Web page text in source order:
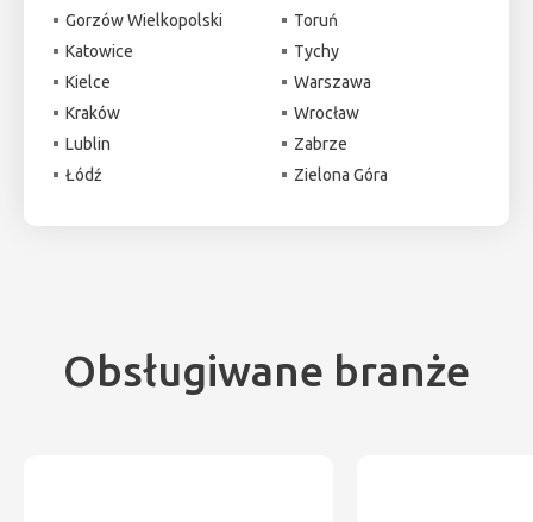
Gorzów Wielkopolski
Katowice
Kielce
Kraków
Lublin
Łódź
Toruń
Tychy
Warszawa
Wrocław
Zabrze
Zielona Góra
Obsługiwane branże